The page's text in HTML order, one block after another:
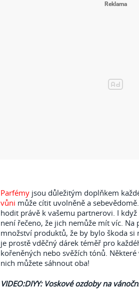
Parfémy jsou důležitým doplňkem
vůni může cítit uvolněně a
hodit právě k vašemu partnerovi. I
není řečeno, že jich nemůže mít víc.
množství produktů, že by bylo škoda
je prostě vděčný dárek téměř pro
kořeněných nebo svěžích tónů.
nich můžete sáhnout oba!
VIDEO:DIYY: Voskové ozdoby na